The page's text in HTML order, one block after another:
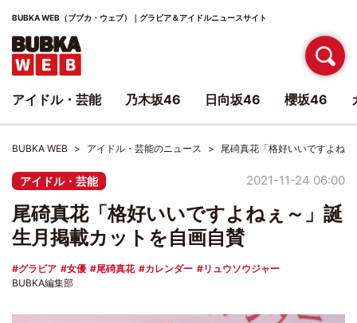
BUBKA WEB（ブブカ・ウェブ）｜グラビア＆アイドルニュースサイト
BUBKA WEB アイドル・芸能のニュース 尾碕真花「格好いいですよね
アイドル・芸能 2021-11-24 06:00
尾碕真花「格好いいですよねぇ～」誕
生月掲載カットを自画自賛
グラビア 女優 尾碕真花 カレンダー
リュウソウジャー
BUBKA編集部
アイドル・芸能 乃木坂46 日向坂46 櫻坂46